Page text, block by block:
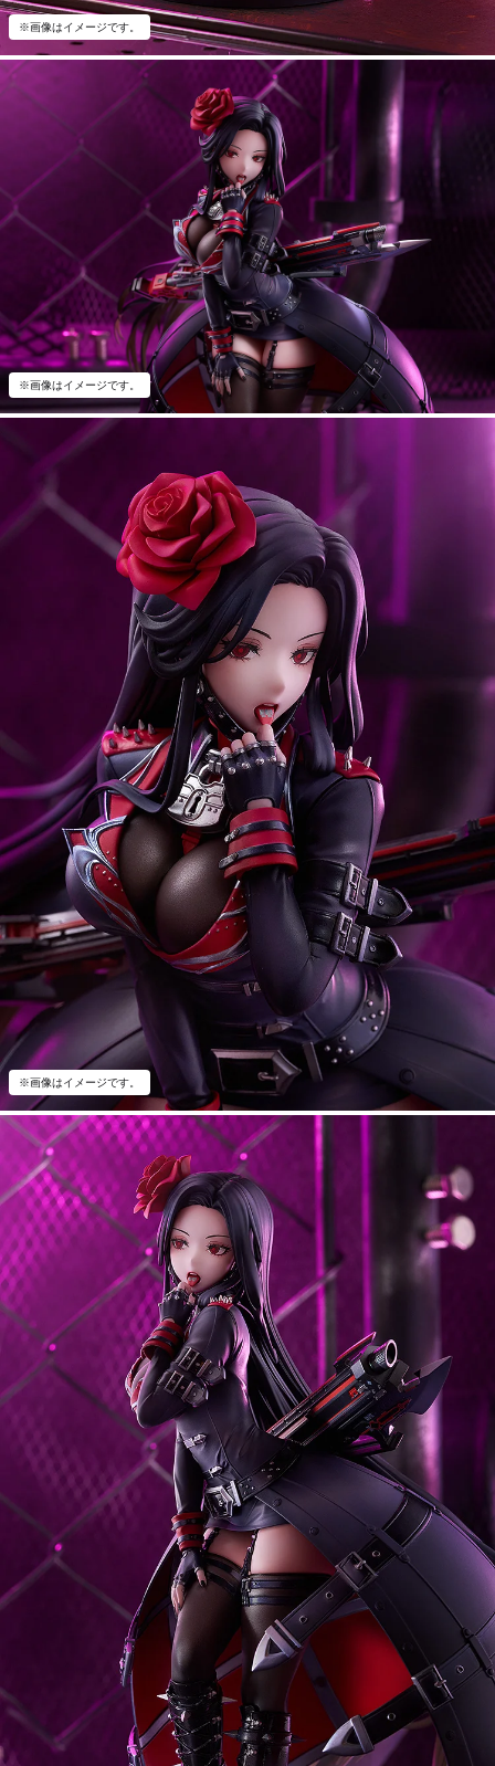
※画像はイメージです。
※画像はイメージです。
※画像はイメージです。